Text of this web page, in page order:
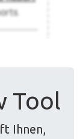
Tool
Ihnen,